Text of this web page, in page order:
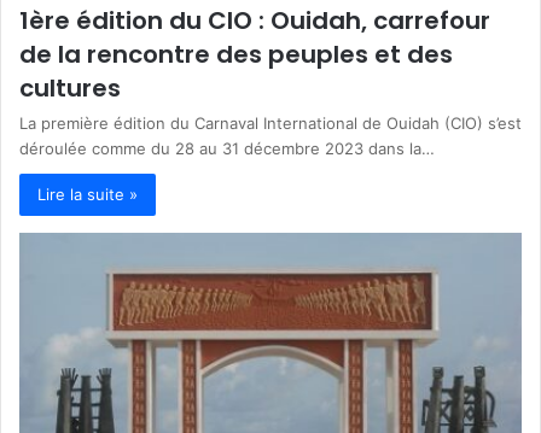
1ère édition du CIO : Ouidah, carrefour
de la rencontre des peuples et des
cultures
La première édition du Carnaval International de Ouidah (CIO) s’est
déroulée comme du 28 au 31 décembre 2023 dans la…
Lire la suite »